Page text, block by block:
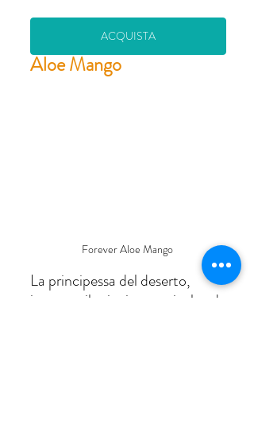
ACQUISTA
Aloe Mango
Forever Aloe Mango
La principessa del deserto,
incontra il principe tropicale ed